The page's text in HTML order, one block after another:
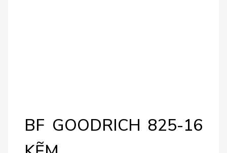
BF GOODRICH 825-16